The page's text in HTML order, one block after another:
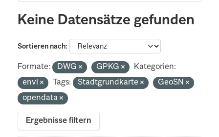
Keine Datensätze gefunden
Sortieren nach
Formate: DWG GPKG
Kategorien:
envi
Tags: Stadtgrundkarte
GeoSN
opendata
Ergebnisse filtern